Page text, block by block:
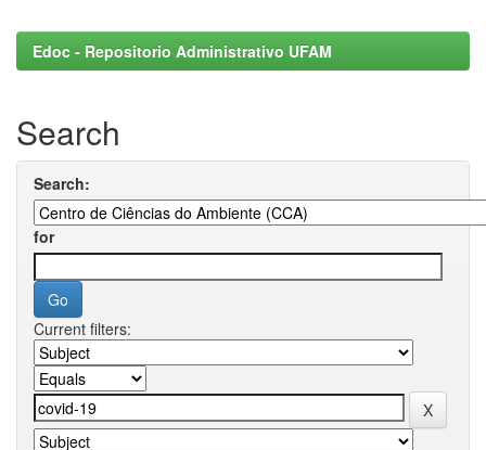
Edoc - Repositorio Administrativo UFAM
Search
Search:
for
Current filters: